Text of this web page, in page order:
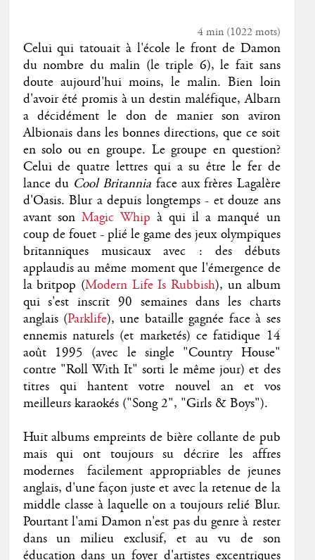
4 min(1022mots)
Celui qui tatouait à l'école le front de Damon
du nombre du malin (le triple 6), le fait sans
doute aujourd'hui moins, le malin. Bien loin
d'avoir été promis à un destin maléfique, Albarn
a décidément le don de manier son aviron
Albionais dans les bonnes directions, que ce soit
en solo ou en groupe. Le groupe en question?
Celui de quatre lettres qui a su être le fer de
lance du Cool Britannia face aux frères Lagalère
d'Oasis. Blur a depuis longtemps - et douze ans
avant son Magic Whip à qui il a manqué un
coup de fouet - plié le game des jeux olympiques
britanniques musicaux avec : des débuts
applaudis au même moment que l'émergence de
la britpop (Modern Life Is Rubbish), un album
qui s'est inscrit 90 semaines dans les charts
anglais (Parklife), une bataille gagnée face à ses
ennemis naturels (et marketés) ce fatidique 14
août 1995 (avec le single "Country House"
contre "Roll With It" sorti le même jour) et des
titres qui hantent votre nouvel an et vos
meilleurs karaokés ("Song 2", "Girls & Boys").
Huit albums empreints de bière collante de pub
mais qui ont toujours su décrire les affres
modernes facilement appropriables de jeunes
anglais, d'une façon juste et avec la retenue de la
middle classe à laquelle on a toujours relié Blur.
Pourtant l'ami Damon n'est pas du genre à rester
dans un milieu exclusif, et au vu de son
éducation dans un foyer d'artistes excentriques